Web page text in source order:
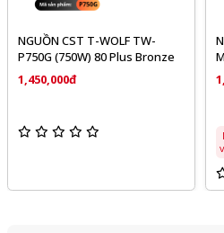
NGUỒN CST T-WOLF TW-
P750G (750W) 80 Plus Bronze
1,450,000đ